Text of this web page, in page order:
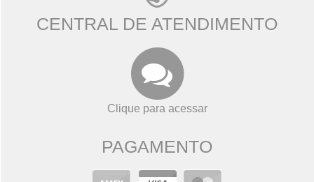
CENTRAL DE ATENDIMENTO
Clique para acessar
PAGAMENTO